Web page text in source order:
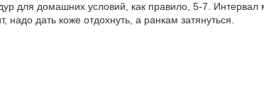
для домашних условий, как правило, 5-7.
надо дать коже отдохнуть, а ранкам затянуться.